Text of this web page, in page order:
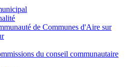
de Communes d'Aire sur
du conseil communautaire